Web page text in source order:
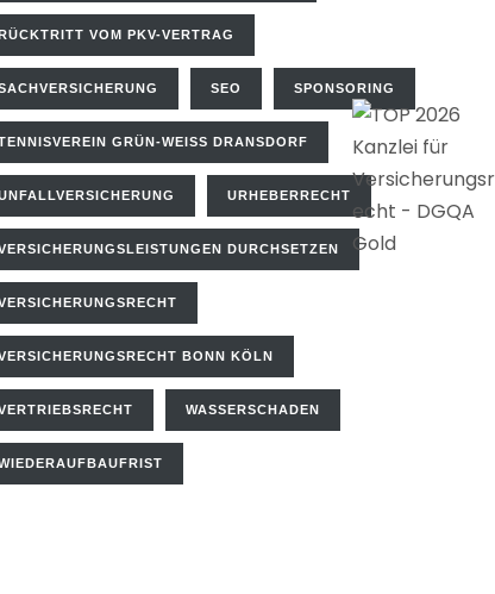
VOM PKV-VERTRAG
SEO SPONSORING
GRÜN-WEISS DRANSDORF
URHEBERRECHT
DURCHSETZEN
BONN KÖLN
WASSERSCHADEN